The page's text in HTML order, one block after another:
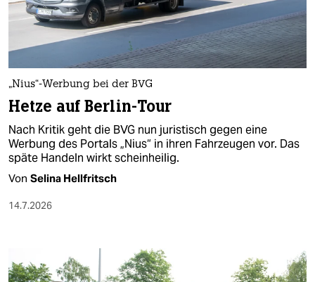
wahrheit
verlag
verlag
veranstaltungen
shop
fragen & hilfe
abo
„Nius“-Werbung bei der BVG
Hetze auf Berlin-Tour
Nach Kritik geht die BVG nun juristisch gegen eine
Werbung des Portals „Nius“ in ihren Fahrzeugen vor. Das
späte Handeln wirkt scheinheilig.
Von Selina Hellfritsch
14.7.2026